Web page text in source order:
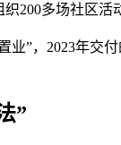
200多场社区活
业”，2023年交
”